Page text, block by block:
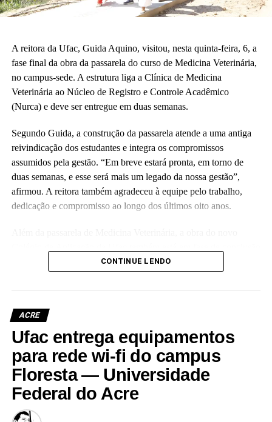
A reitora da Ufac, Guida Aquino, visitou, nesta quinta-feira, 6, a
fase final da obra da passarela do curso de Medicina Veterinária,
no campus-sede. A estrutura liga a Clínica de Medicina
Veterinária ao Núcleo de Registro e Controle Acadêmico
(Nurca) e deve ser entregue em duas semanas.
Segundo Guida, a construção da passarela atende a uma antiga
reivindicação dos estudantes e integra os compromissos
assumidos pela gestão. “Em breve estará pronta, em torno de
duas semanas, e esse será mais um legado da nossa gestão”,
afirmou. A reitora também agradeceu à equipe pelo trabalho,
dedicação e compromisso ao longo dos últimos oito anos.
e deve ser entregue em breve.
superior da Ufac.
Leia Mais: UFAC
CONTINUE LENDO
ACRE
Ufac entrega equipamentos
para rede wi-fi do campus
Floresta — Universidade
Federal do Acre